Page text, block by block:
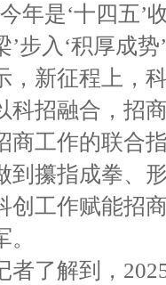
年是‘十四五’
’步入‘积厚成
，新征程上，
科招融合，招
商工作的联合
到攥指成拳、
创工作赋能招
。
者了解到，